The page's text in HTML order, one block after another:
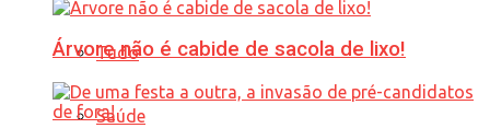
Tudo
Saúde
Árvore não é cabide de sacola de lixo!